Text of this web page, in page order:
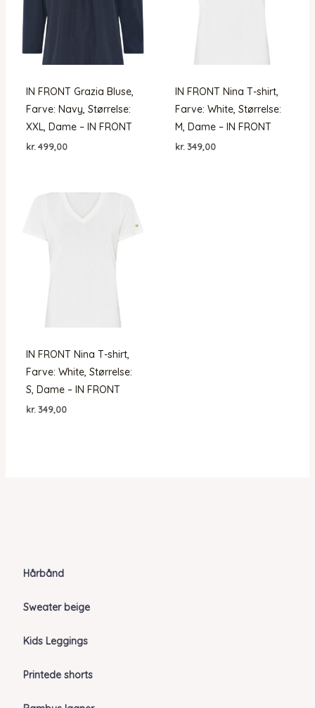
Hårbånd
Sweater beige
Kids Leggings
Printede shorts
IN FRONT Grazia Bluse,
Farve: Navy, Størrelse:
XXL, Dame – IN FRONT
kr.499,00
IN FRONT Nina T-shirt,
Farve: White, Størrelse:
M, Dame – IN FRONT
kr.349,00
IN FRONT Nina T-shirt,
Farve: White, Størrelse:
S, Dame – IN FRONT
kr.349,00